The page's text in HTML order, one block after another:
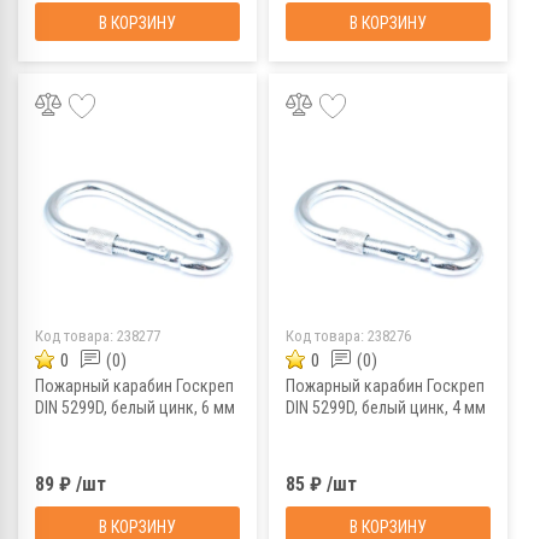
В КОРЗИНУ В КОРЗИНУ
Код товара: 238277
0 (0)
Пожарный карабин Госкреп
DIN 5299D, белый цинк, 6 мм
89 ₽ /шт
В КОРЗИНУ
Код товара: 238276
0 (0)
Пожарный карабин Госкреп
DIN 5299D, белый цинк, 4 мм
85 ₽ /шт
В КОРЗИНУ